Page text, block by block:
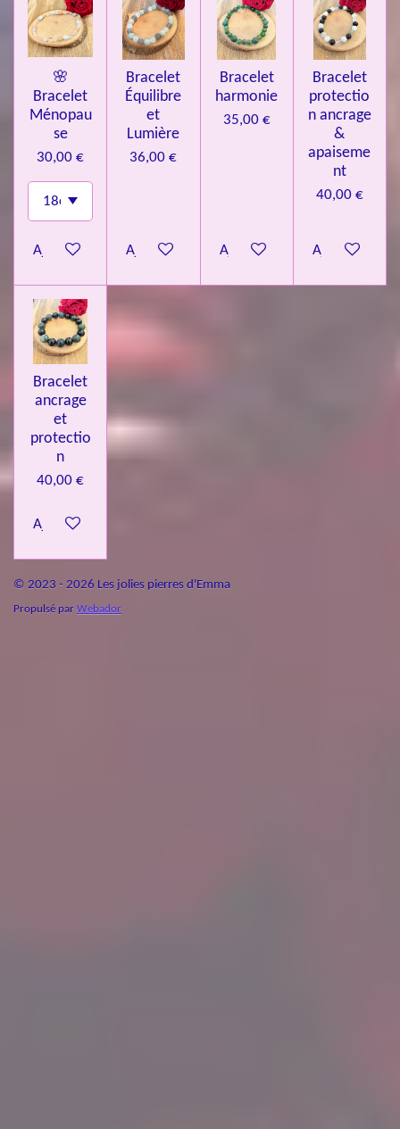
🌸
Bracelet
Ménopau
se
30,00 €
Ajouter au panier
Bracelet
Équilibre
et
Lumière
36,00 €
Ajouter au panier
Bracelet
harmonie
35,00 €
Ajouter au panier
Bracelet
protectio
n ancrage
&
apaiseme
nt
40,00 €
Ajouter au
Bracelet
ancrage
et
protectio
n
40,00 €
Ajouter au panier
© 2023 - 2026 Les jolies pierres d'Emma
Propulsé par Webador